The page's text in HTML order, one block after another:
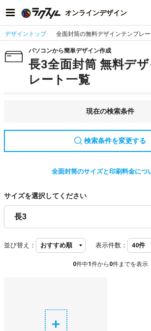
オンラインデザイン
デザイントップ 全面封筒の無料デザインテンプレ
パソコンから簡単デザイン作成
長3全面封筒 無料デ
レート一覧
現在の検索条件
検索条件を変更する
全面封筒のサイズと印刷料金につ
サイズを選択してください
並び替え： 表示件数：
0件中1 件から 0件までを表示